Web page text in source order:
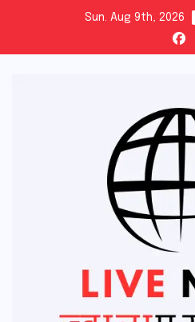
content
Sun. Aug 9th, 2026